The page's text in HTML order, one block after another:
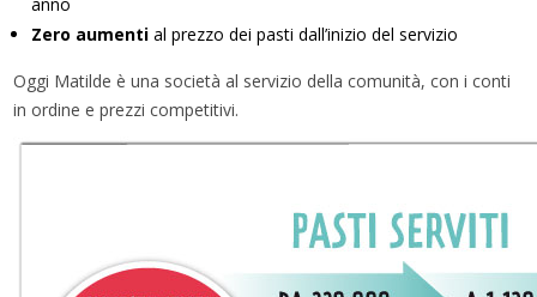
Zero aumenti al prezzo dei pasti dall’inizio del servizio
Oggi Matilde è una società al servizio della comunità, con i conti
in ordine e prezzi competitivi.